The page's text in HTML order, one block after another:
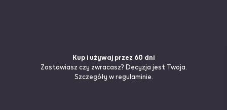
Kup i używaj przez 60 dni
Zostawiasz czy zwracasz? Decyzja jest Twoja.
Szczegóły w regulaminie.